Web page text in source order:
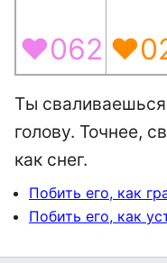
♥062
Ты
голову. Точнее,
как снег.
Побить его, как
Побить его, как